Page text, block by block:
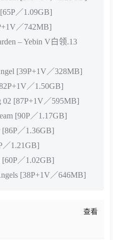
／1.09GB]
／742MB]
– Yebin V白领.13
[39P+1V／328MB]
／1.50GB]
02 [87P+1V／595MB]
[90P／1.17GB]
[86P／1.36GB]
／1.21GB]
[60P／1.02GB]
[38P+1V／646MB]
查看